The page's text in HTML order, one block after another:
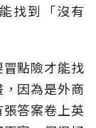
找到「沒有
點險才能找
因為是外商
答案卷上英